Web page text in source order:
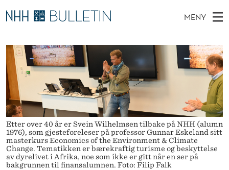
F
R
A
B
G
B
U
S
MENY
O
V
E
D
M
E
N
Y
Ø
N
E
T
T
S
T
E
D
E
T
Stipendiater og nye forskerprofiler
Disputaser
Ekspertutvalg
Om Bulletin
Etter over 40 år er Svein Wilhelmsen tilbake på NHH (alumn
1976), som gjesteforeleser på professor Gunnar Eskeland sitt
masterkurs Economics of the Environment & Climate
Change. Tematikken er bærekraftig turisme og beskyttelse
av dyrelivet i Afrika, noe som ikke er gitt når en ser på
bakgrunnen til finansalumnen. Foto: Filip Falk